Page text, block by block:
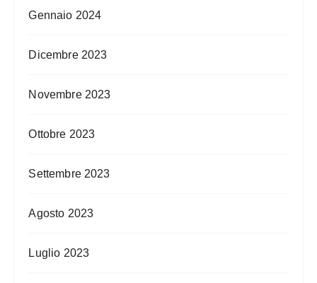
Gennaio 2024
Dicembre 2023
Novembre 2023
Ottobre 2023
Settembre 2023
Agosto 2023
Luglio 2023